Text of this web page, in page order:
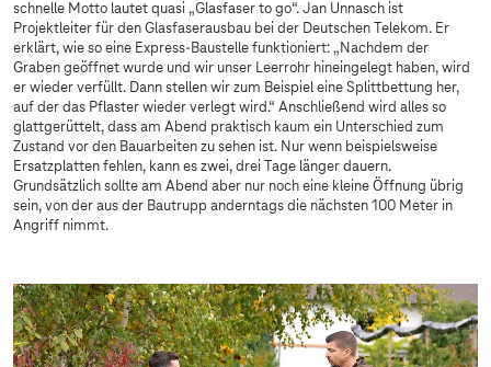
schnelle Motto lautet quasi „Glasfaser to go“. Jan Unnasch ist
Projektleiter für den Glasfaserausbau bei der Deutschen Telekom. Er
erklärt, wie so eine Express-Baustelle funktioniert: „Nachdem der
Graben geöffnet wurde und wir unser Leerrohr hineingelegt haben, wird
er wieder verfüllt. Dann stellen wir zum Beispiel eine Splittbettung her,
auf der das Pflaster wieder verlegt wird.“ Anschließend wird alles so
glattgerüttelt, dass am Abend praktisch kaum ein Unterschied zum
Zustand vor den Bauarbeiten zu sehen ist. Nur wenn beispielsweise
Ersatzplatten fehlen, kann es zwei, drei Tage länger dauern.
Grundsätzlich sollte am Abend aber nur noch eine kleine Öffnung übrig
sein, von der aus der Bautrupp anderntags die nächsten 100 Meter in
Angriff nimmt.